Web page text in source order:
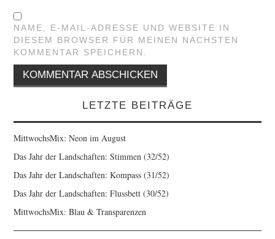
NAME, E-MAIL-ADRESSE UND WEBSITE IN
DIESEM BROWSER FÜR MEINEN NÄCHSTEN
KOMMENTAR SPEICHERN.
LETZTE BEITRÄGE
MittwochsMix: Neon im August
Das Jahr der Landschaften: Stimmen (32/52)
Das Jahr der Landschaften: Kompass (31/52)
Das Jahr der Landschaften: Flussbett (30/52)
MittwochsMix: Blau & Transparenzen